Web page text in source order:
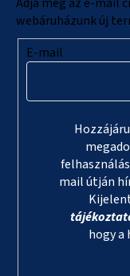
Adja meg az e-mail
webáruházunk új
E-mail
mail útján
hogy